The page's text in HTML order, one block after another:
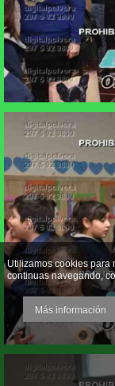
Utilizamos cookies para
continuas navegando,
Más información